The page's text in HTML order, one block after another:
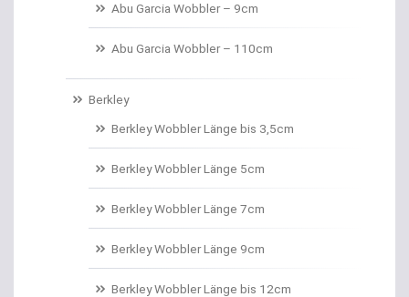
Barschhaken gebunden
Bauchtaschen
Bedchairs
Abu Garcia Wobbler – 9cm
Abu Garcia Wobbler – 110cm
Berkley
Berkley Wobbler Länge bis 3,5cm
Berkley Wobbler Länge 5cm
Berkley Wobbler Länge 7cm
Berkley Wobbler Länge 9cm
Berkley Wobbler Länge bis 12cm